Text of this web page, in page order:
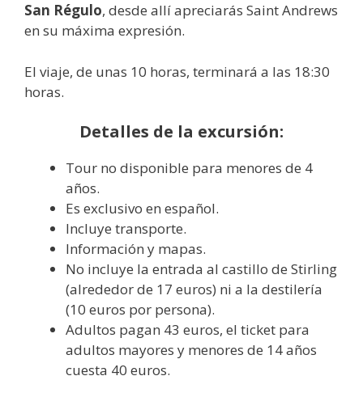
San Régulo, desde allí apreciarás Saint Andrews
en su máxima expresión.
El viaje, de unas 10 horas, terminará a las 18:30
horas.
Detalles de la excursión:
Tour no disponible para menores de 4
años.
Es exclusivo en español.
Incluye transporte.
Información y mapas.
No incluye la entrada al castillo de Stirling
(alrededor de 17 euros) ni a la destilería
(10 euros por persona).
Adultos pagan 43 euros, el ticket para
adultos mayores y menores de 14 años
cuesta 40 euros.